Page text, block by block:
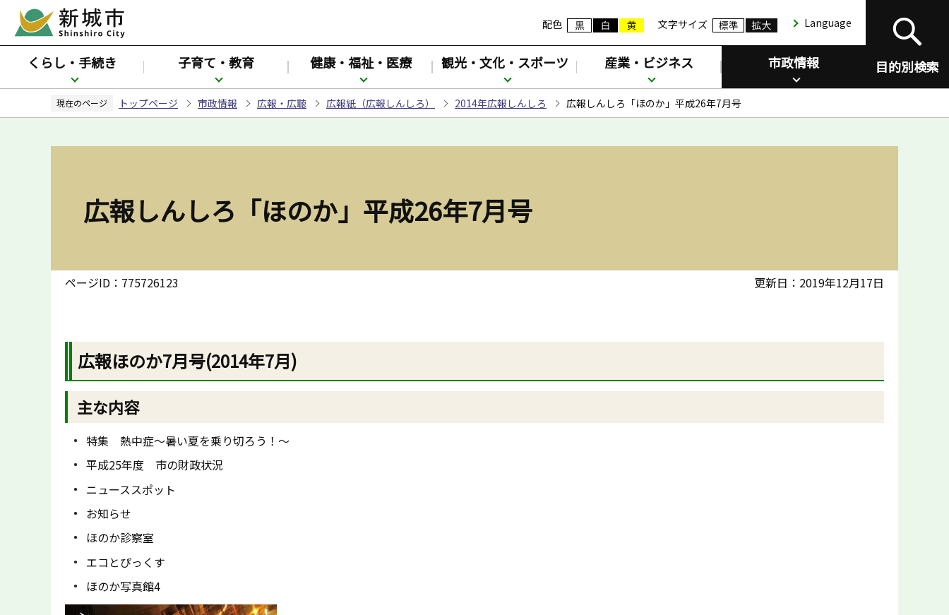
ペ
ジ
先
配色 文字サイズ Language
目的別検索
くらし・手続き 子育て・教育 健康・福祉・医療 観光・文化・スポーツ 産業・ビジネス 市政情報
現在のページ トップページ 市政情報 広報・広聴 広報紙（広報しんしろ） 2014年広報しんしろ 広報しんしろ「ほのか」平成26年7月号
広報しんしろ「ほのか」平成26年7月号
ページID：775726123 更新日：2019年12月17日
広報ほのか7月号(2014年7月)
主な内容
特集 熱中症～暑い夏を乗り切ろう！～
平成25年度 市の財政状況
ニューススポット
お知らせ
ほのか診察室
エコとぴっくす
ほのか写真館4